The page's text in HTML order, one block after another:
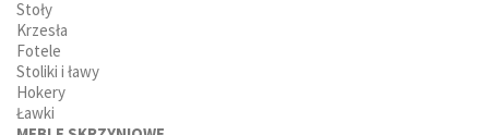
Stoły
Krzesła
Fotele
Stoliki i ławy
Hokery
Ławki